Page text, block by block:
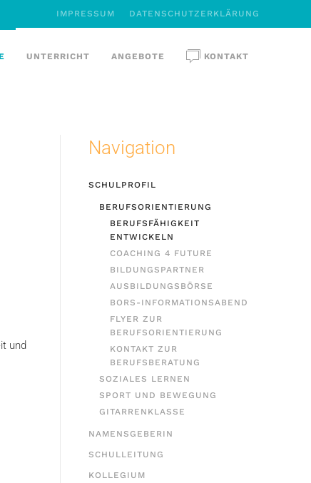
IMPRESSUM DATENSCHUTZERKLÄRUNG
UNTERRICHT ANGEBOTE KONTAKT
und
Navigation
SCHULPROFIL
BERUFSORIENTIERUNG
BERUFSFÄHIGKEIT
ENTWICKELN
COACHING 4 FUTURE
BILDUNGSPARTNER
AUSBILDUNGSBÖRSE
BORS-INFORMATIONSABEND
FLYER ZUR
BERUFSORIENTIERUNG
KONTAKT ZUR
BERUFSBERATUNG
SOZIALES LERNEN
SPORT UND BEWEGUNG
GITARRENKLASSE
NAMENSGEBERIN
SCHULLEITUNG
KOLLEGIUM